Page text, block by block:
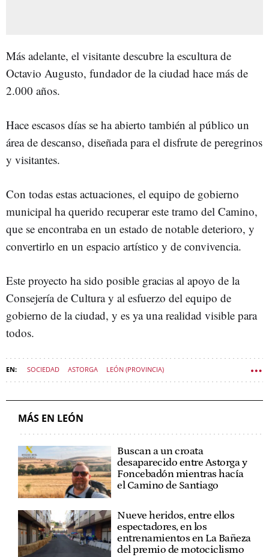
Más adelante, el visitante descubre la escultura de
Octavio Augusto, fundador de la ciudad hace más de
2.000 años.
Hace escasos días se ha abierto también al público un
área de descanso, diseñada para el disfrute de peregrinos
y visitantes.
Con todas estas actuaciones, el equipo de gobierno
municipal ha querido recuperar este tramo del Camino,
que se encontraba en un estado de notable deterioro, y
convertirlo en un espacio artístico y de convivencia.
Este proyecto ha sido posible gracias al apoyo de la
Consejería de Cultura y al esfuerzo del equipo de
gobierno de la ciudad, y es ya una realidad visible para
todos.
SOCIEDAD ASTORGA LEÓN (PROVINCIA)
MÁS EN LEÓN
Buscan a un croata
desaparecido entre Astorga y
Foncebadón mientras hacía
el Camino de Santiago
Nueve heridos, entre ellos
espectadores, en los
entrenamientos en La Bañeza
del premio de motociclismo